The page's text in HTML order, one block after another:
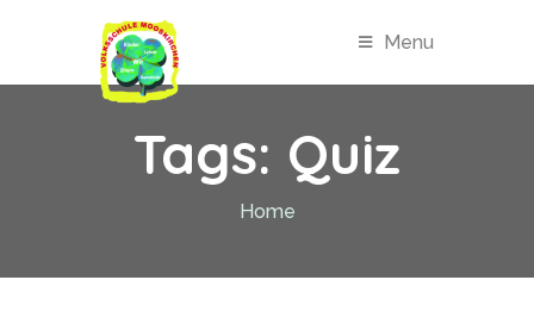
Menu
Tags: Quiz
Home